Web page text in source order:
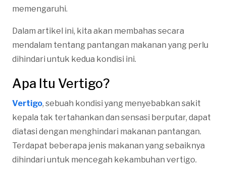
memengaruhi.
Dalam artikel ini, kita akan membahas secara
mendalam tentang pantangan makanan yang perlu
dihindari untuk kedua kondisi ini.
Apa Itu Vertigo?
Vertigo, sebuah kondisi yang menyebabkan sakit
kepala tak tertahankan dan sensasi berputar, dapat
diatasi dengan menghindari makanan pantangan.
Terdapat beberapa jenis makanan yang sebaiknya
dihindari untuk mencegah kekambuhan vertigo.